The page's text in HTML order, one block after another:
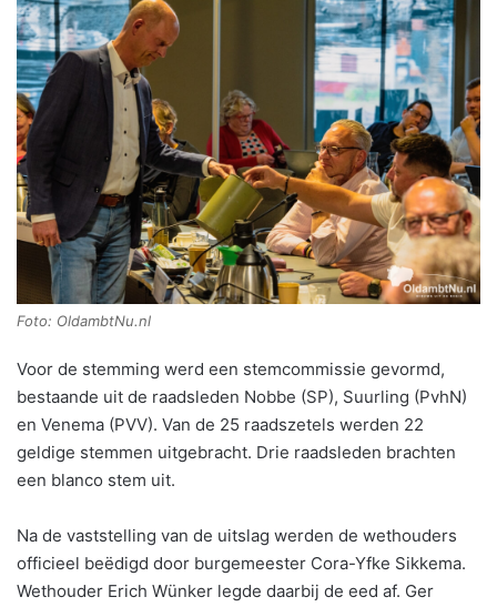
Foto: OldambtNu.nl
Voor de stemming werd een stemcommissie gevormd,
bestaande uit de raadsleden Nobbe (SP), Suurling (PvhN)
en Venema (PVV). Van de 25 raadszetels werden 22
geldige stemmen uitgebracht. Drie raadsleden brachten
een blanco stem uit.
Na de vaststelling van de uitslag werden de wethouders
officieel beëdigd door burgemeester Cora-Yfke Sikkema.
Wethouder Erich Wünker legde daarbij de eed af. Ger